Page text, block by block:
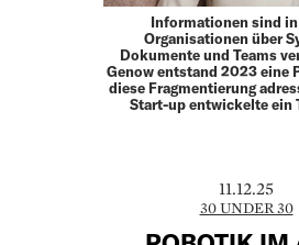
Informationen sind
Organisationen über
Dokumente und Teams
Genow entstand 2023 eine
diese Fragmentierung
Start-up entwickelte ein
11.12.25
30 UNDER 30